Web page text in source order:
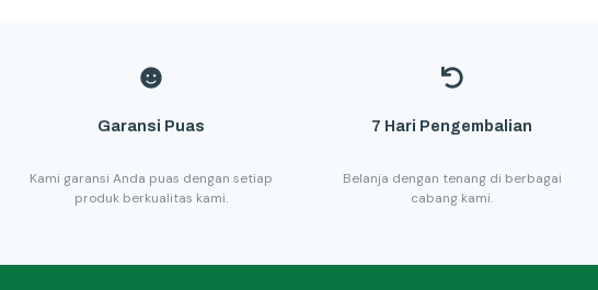
Garansi Puas
Kami garansi Anda puas dengan setiap
produk berkualitas kami.
7 Hari Pengembalian
Belanja dengan tenang di berbagai
cabang kami.